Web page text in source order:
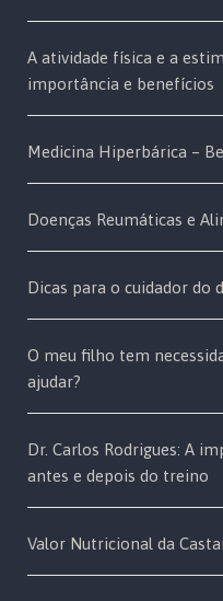
A atividade física e a
importância e benefícios
Medicina Hiperbárica –
Doenças Reumáticas e
Dicas para o cuidador do
O meu filho tem
ajudar?
Dr. Carlos Rodrigues: A
antes e depois do treino
Valor Nutricional da